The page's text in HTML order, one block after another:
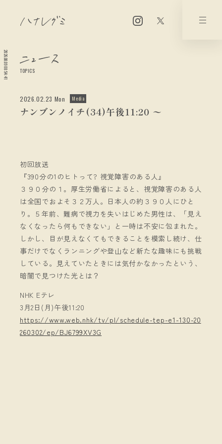
2026.08.09 08:54:41 TOPICS
2026.02.23 Mon Media
ナンブンノイチ(34)午後11:20 〜
初回放送
『390分の1のヒトって? 視覚障害のある人』
３９０分の１。厚生労働省によると、視覚障害のある人
は全国でおよそ３２万人。日本人の約３９０人にひと
り。５年前、難病で視力を失いはじめた男性は、「見え
なくなったら何もできない」と一時は不安に包まれた。
しかし、目が見えなくてもできることを模索し続け、仕
事だけでなくランニングや登山など新たな趣味にも挑戦
している。見えていたときには気付かなかったという、
暗闇で見つけた光とは？
NHK Eテレ
3月2日(月)午後11:20
https://www.web.nhk/tv/pl/schedule-tep-e1-130-20
260302/ep/BJ6799XV3G